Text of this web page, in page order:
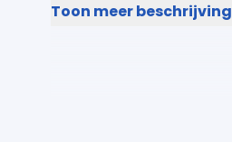
Toon meer beschrijving